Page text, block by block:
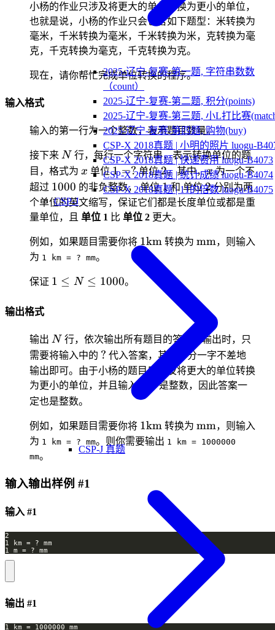
2025-辽宁-复赛-第一题, 字符串数数
（count）
2025-辽宁-复赛-第二题, 积分(points)
2025-辽宁-复赛-第三题, 小L打比赛
2025-辽宁-复赛-第四题, 购物(buy)
CSP-X 2018真题 | 小明的照片 luogu-
CSP-X 2018真题 | 快递费用 luogu-B4073
CSP-X 2018真题 | 统计成绩 luogu-B4074
CSP-X 2018真题 | 11的倍数 luogu-B4075
CSP-J
CSP-J 真题
小杨的作业只涉及将更大的单位转换为更小的单位，
也就是说，小杨的作业只会包含如下题型：米转换为
毫米，千米转换为毫米，千米转换为米，克转换为毫
克，千克转换为毫克，千克转换为克。
现在，请你帮忙完成单位转换的程序。
输入格式
输入的第一行为一个整数，表示题目数量。
接下来 N
N 行，每行一个字符串，表示转换单位的题
目，格式为 x
x 单位1
=
?
1 =?单位2
2。其中，x
x为一个不
超过 1000
1000 的非负整数， 单位1
1和 单位2
2分别为两
个单位的英文缩写，保证它们都是长度单位或都是重
量单位，且 单位 1 比 单位 2 更大。
例如，如果题目需要你将 1\text{km}
1km 转换为 \text{mm}
mm，则输入
为 1 km = ? mm。
保证 1\le
1 ≤ N ≤ 1000。
输出格式
输出 N
N 行，依次输出所有题目的答案，输出时，只
需要将输入中的 ?
? 代入答案，其余部分一字不差地
输出即可。由于小杨的题目只涉及将更大的单位转换
为更小的单位，并且输入的
x是整数，因此答案一
定也是整数。
例如，如果题目需要你将 1\text{km}
1km 转换为 \text{mm}
mm，则输入
为 1 km = ? mm。则你需要输出 1 km = 1000000
mm。
输入输出样例 #1
输入 #1
输出 #1